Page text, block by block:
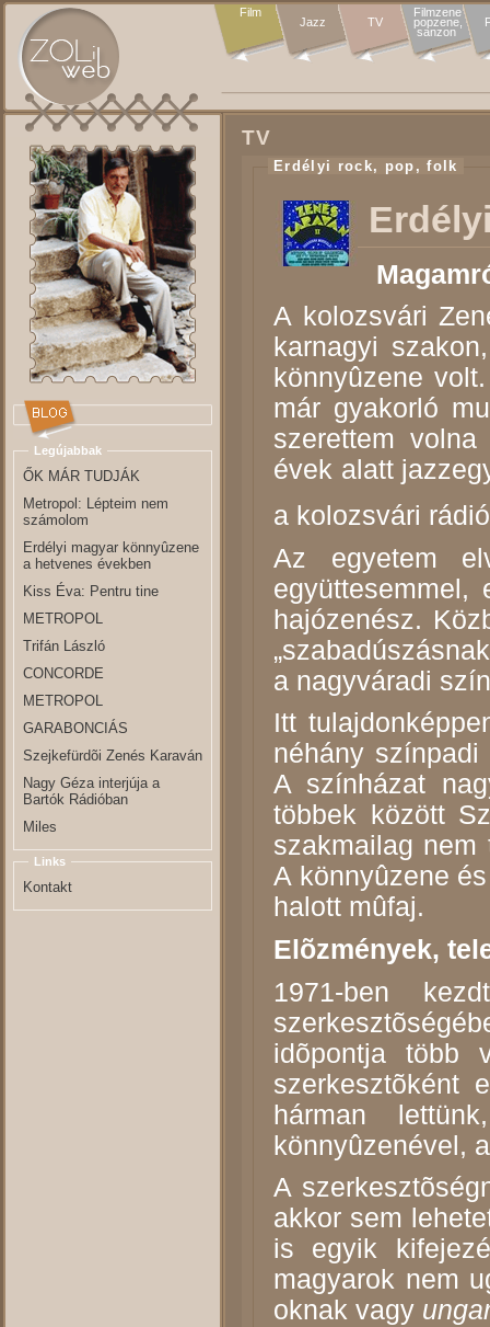
Film
Jazz TV
Filmzene
popzene,
sanzon
TV
Erdélyi rock, pop, folk
A kolozsvári
karnagyi
könnyûzene
már gyakorló
szerettem
évek alatt
a kolozsvári
Az egyetem
hajózenész.
a nagyváradi
Itt
néhány
A színházat
többek között
szakmailag nem
A könnyûzene
halott mûfaj.
Elõzmények,
1971-ben
idõpontja több
szerkesztõként
hárman
könnyûzenével,
A
akkor sem
is egyik
magyarok nem
oknak vagy
Legújabbak
ŐK MÁR TUDJÁK
Metropol: Lépteim nem
számolom
Erdélyi magyar könnyûzene
a hetvenes években
Kiss Éva: Pentru tine
METROPOL
Trifán László
CONCORDE
METROPOL
GARABONCIÁS
Szejkefürdõi Zenés Karaván
Nagy Géza interjúja a
Bartók Rádióban
Miles
Links
Kontakt